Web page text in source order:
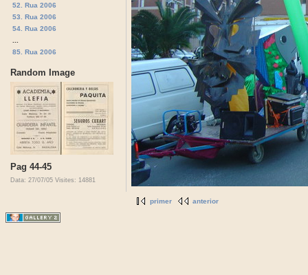
52. Rua 2006
53. Rua 2006
54. Rua 2006
85. Rua 2006
Random Image
Pag 44-45
Data: 27/07/05 Visites: 14881
primer anterior